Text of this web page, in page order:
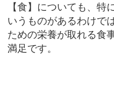
【食】についても、特
いうものがあるわけで
ための栄養が取れる食
満足です。